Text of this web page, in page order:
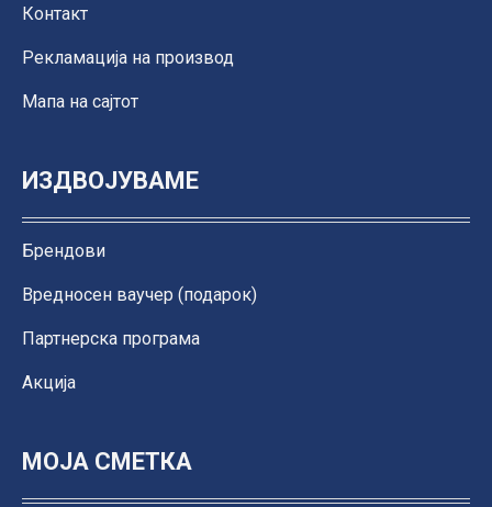
Контакт
Рекламација на производ
Мапа на сајтот
ИЗДВОЈУВАМЕ
Брендови
Вредносен ваучер (подарок)
Партнерска програма
Акција
МОЈА СМЕТКА